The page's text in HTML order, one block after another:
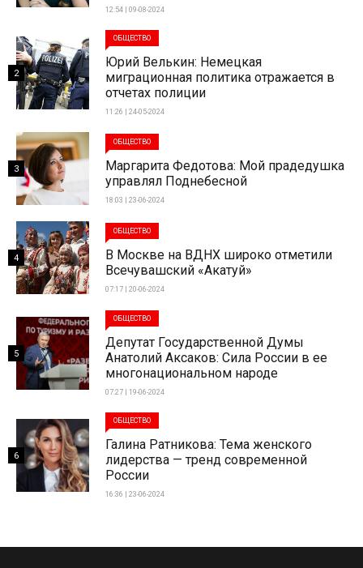
12:54 | 09-08-2024
ОБЩЕСТВО
Юрий Велькин: Немецкая
миграционная политика отражается в
отчетах полиции
11:26 | 24-05-2024
2
ОБЩЕСТВО
Маргарита Федотова: Мой прадедушка
управлял Поднебесной
18:03 | 23-06-2024
3
ОБЩЕСТВО
В Москве на ВДНХ широко отметили
Всечувашский «Акатуй»
07:17 | 20-06-2024
4
ОБЩЕСТВО
Депутат Государственной Думы
Анатолий Аксаков: Сила России в ее
многонациональном народе
07:27 | 19-06-2024
5
ОБЩЕСТВО
Галина Ратникова: Тема женского
лидерства — тренд современной
России
16:36 | 23-06-2024
6